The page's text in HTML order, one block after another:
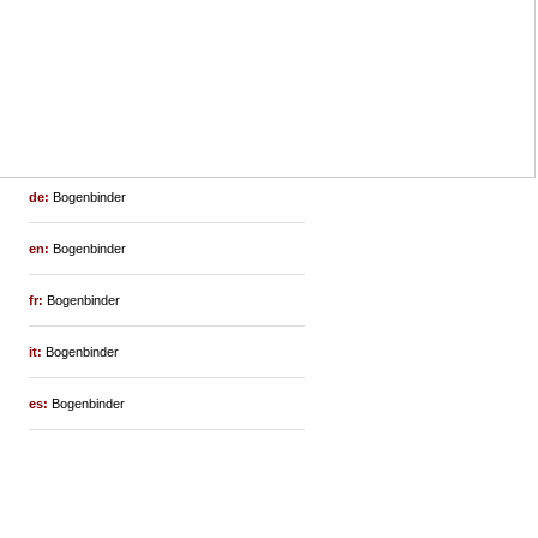
de:Bogenbinder
en:Bogenbinder
fr:Bogenbinder
it:Bogenbinder
es:Bogenbinder